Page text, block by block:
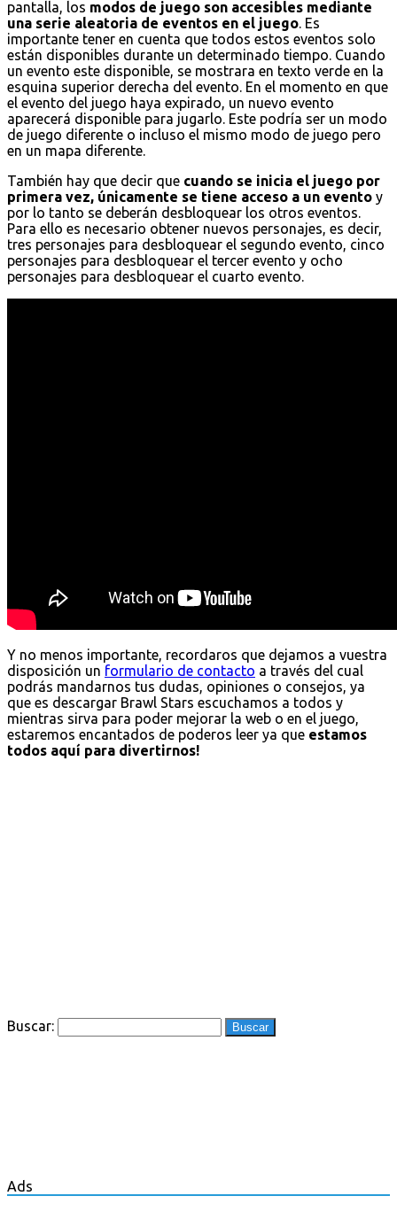
pantalla, los modos de juego son accesibles mediante
una serie aleatoria de eventos en el juego. Es
importante tener en cuenta que todos estos eventos solo
están disponibles durante un determinado tiempo. Cuando
un evento este disponible, se mostrara en texto verde en la
esquina superior derecha del evento. En el momento en que
el evento del juego haya expirado, un nuevo evento
aparecerá disponible para jugarlo. Este podría ser un modo
de juego diferente o incluso el mismo modo de juego pero
en un mapa diferente.
También hay que decir que cuando se inicia el juego por
primera vez, únicamente se tiene acceso a un evento y
por lo tanto se deberán desbloquear los otros eventos.
Para ello es necesario obtener nuevos personajes, es decir,
tres personajes para desbloquear el segundo evento, cinco
personajes para desbloquear el tercer evento y ocho
personajes para desbloquear el cuarto evento.
Y no menos importante, recordaros que dejamos a vuestra
disposición un formulario de contacto a través del cual
podrás mandarnos tus dudas, opiniones o consejos, ya
que es descargar Brawl Stars escuchamos a todos y
mientras sirva para poder mejorar la web o en el juego,
estaremos encantados de poderos leer ya que estamos
todos aquí para divertirnos!
Buscar:
Ads